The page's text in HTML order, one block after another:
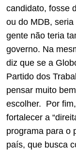
candidato, fosse
ou do MDB,
gente não teria
governo. Na
diz que se a
Partido dos
pensar muito
escolher. Por
fortalecer a
programa para o
país, que busca